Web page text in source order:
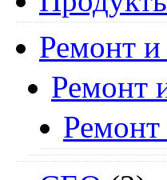
Ремонт и
Ремонт